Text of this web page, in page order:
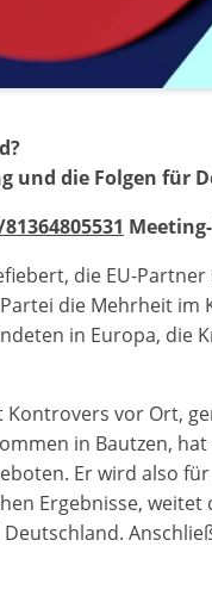
und die Folgen für
die EU-
die Mehrheit
in Europa, die
vor Ort,
in Bautzen,
Er wird also
Ergebnisse, weitet